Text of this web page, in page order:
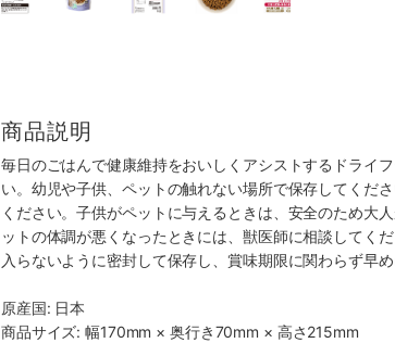
商品説明
毎日のごはんで健康維持をおいしくアシストするドライ
い。幼児や子供、ペットの触れない場所で保存してくだ
ください。子供がペットに与えるときは、安全のため大
ットの体調が悪くなったときには、獣医師に相談してく
入らないように密封して保存し、賞味期限に関わらず早め
原産国: 日本
商品サイズ: 幅170mm × 奥行き70mm × 高さ215mm